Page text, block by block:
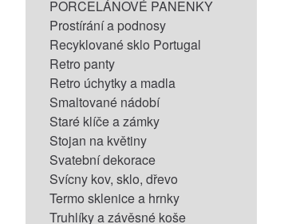
PORCELÁNOVÉ PANENKY
Prostírání a podnosy
Recyklované sklo Portugal
Retro panty
Retro úchytky a madla
Smaltované nádobí
Staré klíče a zámky
Stojan na květiny
Svatební dekorace
Svícny kov, sklo, dřevo
Termo sklenice a hrnky
Truhlíky a závěsné koše